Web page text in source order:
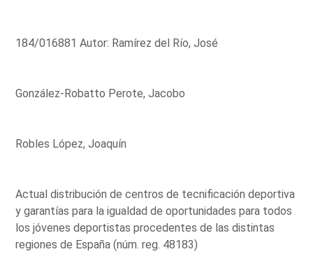
184/016881 Autor: Ramírez del Río, José
González-Robatto Perote, Jacobo
Robles López, Joaquín
Actual distribución de centros de tecnificación deportiva
y garantías para la igualdad de oportunidades para todos
los jóvenes deportistas procedentes de las distintas
regiones de España (núm. reg. 48183)